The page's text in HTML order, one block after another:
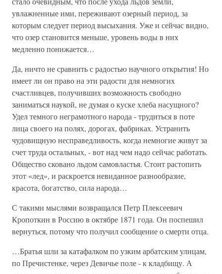
увлажненные ими, переживают озерный период, за
которым следует период высыхания. Уже и сейчас видно,
что озер становится меньше, уровень воды в них
медленно понижается…
Да, ничто не сравнить с радостью научного открытия! Но
имеет ли он право на эти радости для немногих
счастливцев, получивших возможность свободно
заниматься наукой, не думая о куске хлеба насущного?
Удел темного неграмотного народа - трудиться в поте
лица своего на полях, дорогах, фабриках. Устранить
чудовищную несправедливость, когда немногие живут за
счет труда остальных, - вот над чем надо сейчас работать.
Общество сковано льдом самовластья. Стоит растопить
этот «лед», и раскроется невиданное разнообразие,
красота, богатство, сила народа…
С такими мыслями возвращался Петр Плексеевич
Кропоткин в Россию в октябре 1871 года. Он поспешил
вернуться, потому что получил сообщение о смерти отца.
…Братья шли за катафалком по узким арбатским улицам,
по Пречистенке, через Девичье поле - к кладбищу. А